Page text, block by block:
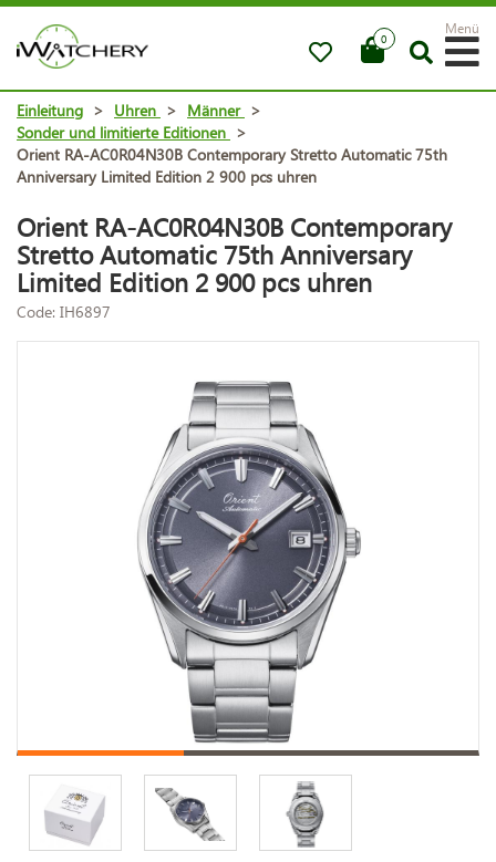
0
Menü
Einleitung > Uhren > Männer >
Sonder und limitierte Editionen >
Orient RA-AC0R04N30B Contemporary Stretto Automatic 75th
Anniversary Limited Edition 2 900 pcs uhren
Orient RA-AC0R04N30B Contemporary
Stretto Automatic 75th Anniversary
Limited Edition 2 900 pcs uhren
Code: IH6897